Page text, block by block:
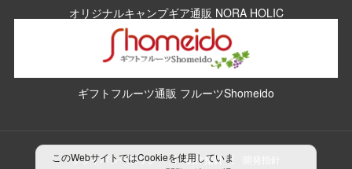
オリジナルキャンプギア通販 NORA HOLIC
ギフトフルーツ通販 フルーツShomeido
プライバシーポリシー 制作指針
このWebサイトではCookieを使用していま